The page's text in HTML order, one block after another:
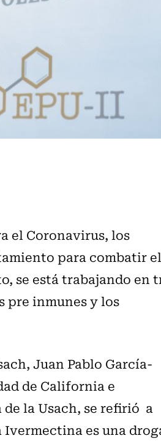
el Coronavirus, los
para combatir el
se está trabajando en
pre inmunes y los
Juan Pablo García-
de California e
la Usach, se refirió a
Ivermectina es una